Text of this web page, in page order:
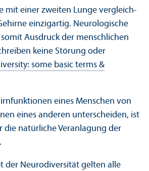
mit einer zweiten Lunge vergleich­
einzigartig. Neurologische
Ausdruck der menschlichen
keine Störung oder
some basic terms &
eines Menschen von
eines anderen unter­scheiden, ist
die natürliche Veranlagung der
der Neurodiversität gelten alle